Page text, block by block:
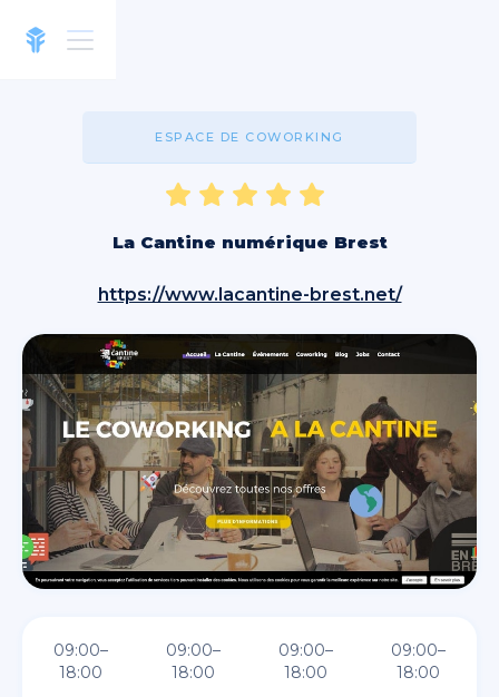
ESPACE DE COWORKING
La Cantine numérique Brest
https://www.lacantine-brest.net/
09:00–
18:00
09:00–
18:00
09:00–
18:00
09:00–
18:00